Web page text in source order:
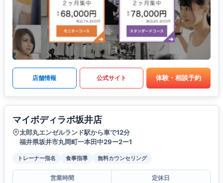
店舗情報 公式サイト 体験・相談予約
マイボディラボ坂井店
太郎丸エンゼルランド駅から車で12分
福井県坂井市丸岡町一本田中29ー2ー1
トレーナー指名 食事指導 無料カウンセリング
営業時間
定休日